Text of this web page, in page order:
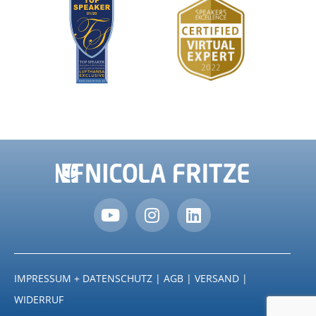
IMPRESSUM + DATENSCHUTZ | AGB | VERSAND |
WIDERRUF